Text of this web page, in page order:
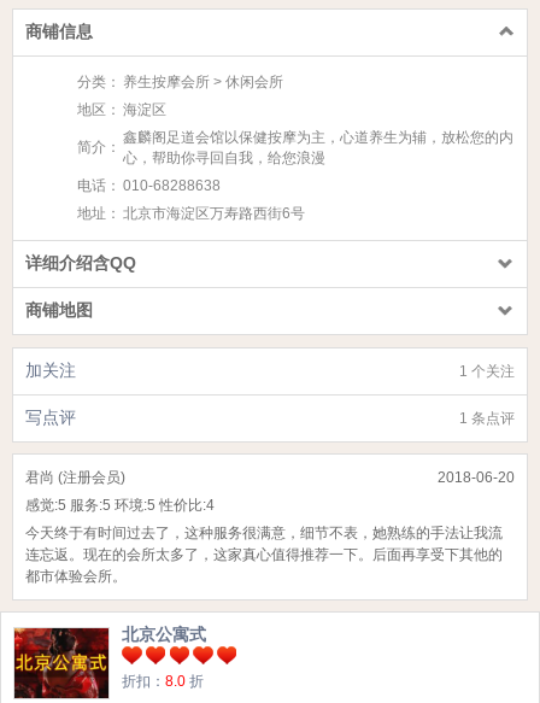
商铺信息
分类： 养生按摩会所 > 休闲会所
地区： 海淀区
简介：
鑫麟阁足道会馆以保健按摩为主，心道养生为辅，放松您的内
心，帮助你寻回自我，给您浪漫
电话： 010-68288638
地址： 北京市海淀区万寿路西街6号
详细介绍含QQ
商铺地图
1 个关注
加关注
1 条点评
写点评
2018-06-20
君尚 (注册会员)
感觉:5 服务:5 环境:5 性价比:4
今天终于有时间过去了，这种服务很满意，细节不表，她熟练的手法让我流
连忘返。现在的会所太多了，这家真心值得推荐一下。后面再享受下其他的
都市体验会所。
北京公寓式
折扣： 8.0 折